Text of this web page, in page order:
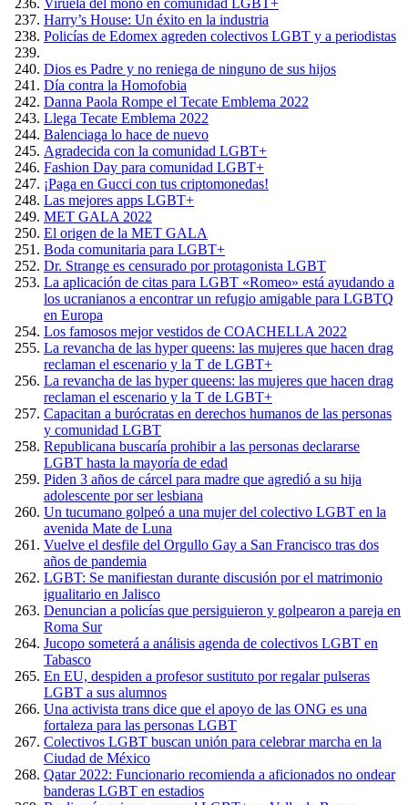
Viruela del mono en comunidad LGBT+
Harry’s House: Un éxito en la industria
Policías de Edomex agreden colectivos LGBT y a periodistas
Dios es Padre y no reniega de ninguno de sus hijos
Día contra la Homofobia
Danna Paola Rompe el Tecate Emblema 2022
Llega Tecate Emblema 2022
Balenciaga lo hace de nuevo
Agradecida con la comunidad LGBT+
Fashion Day para comunidad LGBT+
¡Paga en Gucci con tus criptomonedas!
Las mejores apps LGBT+
MET GALA 2022
El origen de la MET GALA
Boda comunitaria para LGBT+
Dr. Strange es censurado por protagonista LGBT
La aplicación de citas para LGBT «Romeo» está ayudando a
los ucranianos a encontrar un refugio amigable para LGBTQ
en Europa
Los famosos mejor vestidos de COACHELLA 2022
La revancha de las hyper queens: las mujeres que hacen drag
reclaman el escenario y la T de LGBT+
La revancha de las hyper queens: las mujeres que hacen drag
reclaman el escenario y la T de LGBT+
Capacitan a burócratas en derechos humanos de las personas
y comunidad LGBT
Republicana buscaría prohibir a las personas declararse
LGBT hasta la mayoría de edad
Piden 3 años de cárcel para madre que agredió a su hija
adolescente por ser lesbiana
Un tucumano golpeó a una mujer del colectivo LGBT en la
avenida Mate de Luna
Vuelve el desfile del Orgullo Gay a San Francisco tras dos
años de pandemia
LGBT: Se manifiestan durante discusión por el matrimonio
igualitario en Jalisco
Denuncian a policías que persiguieron y golpearon a pareja en
Roma Sur
Jucopo someterá a análisis agenda de colectivos LGBT en
Tabasco
En EU, despiden a profesor sustituto por regalar pulseras
LGBT a sus alumnos
Una activista trans dice que el apoyo de las ONG es una
fortaleza para las personas LGBT
Colectivos LGBT buscan unión para celebrar marcha en la
Ciudad de México
Qatar 2022: Funcionario recomienda a aficionados no ondear
banderas LGBT en estadios